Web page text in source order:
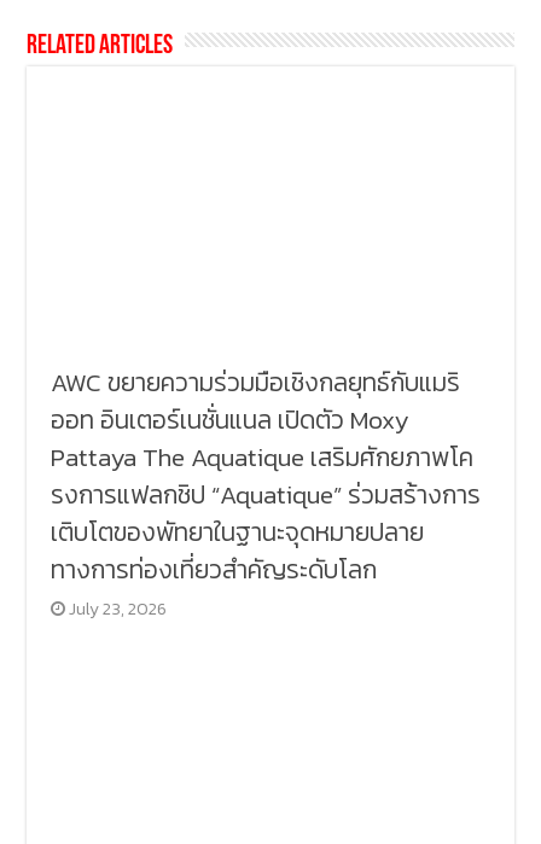
Related Articles
AWC ขยายความร่วมมือเชิงกลยุทธ์กับแมริ
ออท อินเตอร์เนชั่นแนล เปิดตัว Moxy
Pattaya The Aquatique เสริมศักยภาพโค
รงการแฟลกชิป “Aquatique” ร่วมสร้างการ
เติบโตของพัทยาในฐานะจุดหมายปลาย
ทางการท่องเที่ยวสำคัญระดับโลก
July 23, 2026